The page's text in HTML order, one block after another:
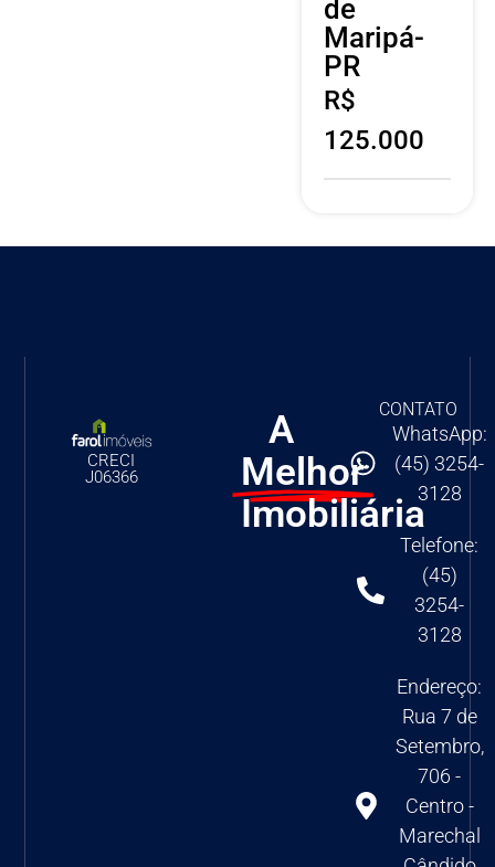
de
Maripá-
PR
R$
125.000
CRECI
J06366
A
Melhor
Imobiliária
CONTATO
WhatsApp:
(45) 3254-
3128
Telefone:
(45)
3254-
3128
Endereço:
Rua 7 de
Setembro,
706 -
Centro -
Marechal